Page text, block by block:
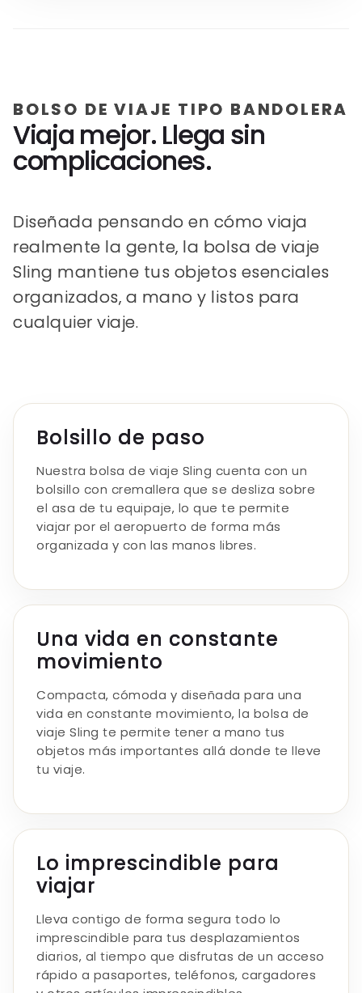
BOLSO DE VIAJE TIPO BANDOLERA
Viaja mejor. Llega sin
complicaciones.
Diseñada pensando en cómo viaja
realmente la gente, la bolsa de viaje
Sling mantiene tus objetos esenciales
organizados, a mano y listos para
cualquier viaje.
Bolsillo de paso
Nuestra bolsa de viaje Sling cuenta con un
bolsillo con cremallera que se desliza sobre
el asa de tu equipaje, lo que te permite
viajar por el aeropuerto de forma más
organizada y con las manos libres.
Una vida en constante
movimiento
Compacta, cómoda y diseñada para una
vida en constante movimiento, la bolsa de
viaje Sling te permite tener a mano tus
objetos más importantes allá donde te lleve
tu viaje.
Lo imprescindible para
viajar
Lleva contigo de forma segura todo lo
imprescindible para tus desplazamientos
diarios, al tiempo que disfrutas de un acceso
rápido a pasaportes, teléfonos, cargadores